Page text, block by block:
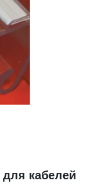
кабелей